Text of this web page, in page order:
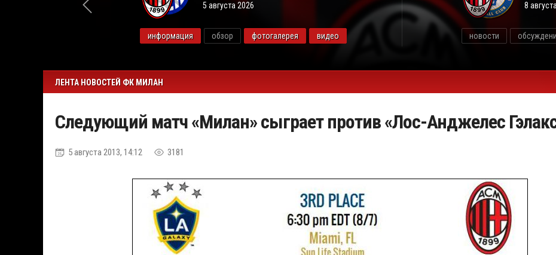
5 августа 2026
информация обзор фотогалерея видео
8
новости
ЛЕНТА НОВОСТЕЙ ФК МИЛАН
Следующий матч «Милан» сыграет против «Лос-Анджелес
5 августа 2013, 14:12 3181